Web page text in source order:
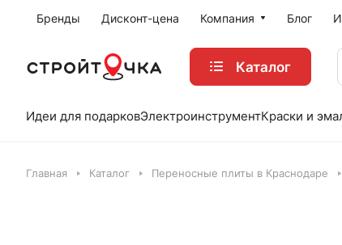
Бренды Дисконт-цена Компания Блог
Каталог
Идеи для подарковЭлектроинструментКраски и
Главная Каталог Переносные плиты в Краснодаре